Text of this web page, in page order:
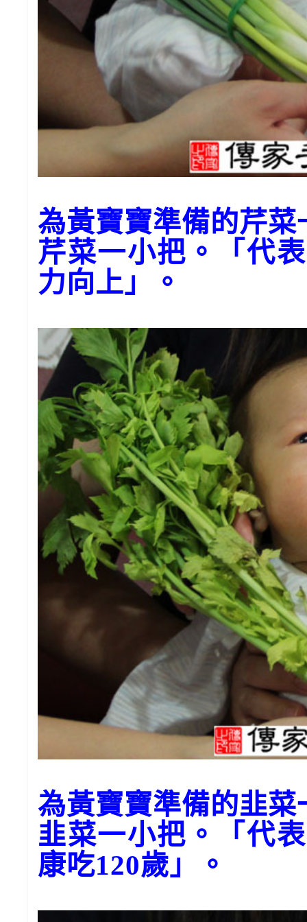
為黃寶寶準備的芹菜
芹菜一小把。「代
力向上」。
為黃寶寶準備的韭菜
韭菜一小把。「代
康吃120歲」。